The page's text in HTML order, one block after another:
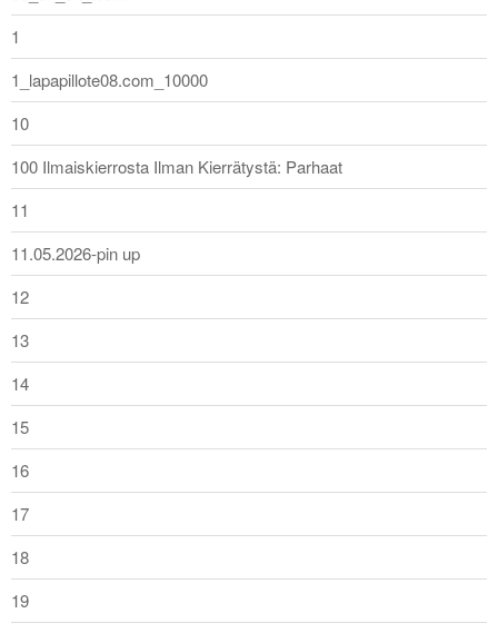
1
1_lapapillote08.com_10000
10
100 Ilmaiskierrosta Ilman Kierrätystä: Parhaat
11
11.05.2026-pin up
12
13
14
15
16
17
18
19